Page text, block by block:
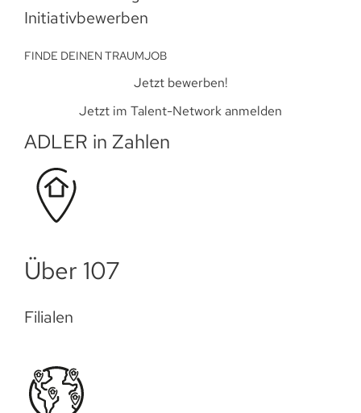
Initiativbewerben
FINDE DEINEN TRAUMJOB
Jetzt bewerben!
Jetzt im Talent-Network anmelden
ADLER in Zahlen
Über 109
Filialen